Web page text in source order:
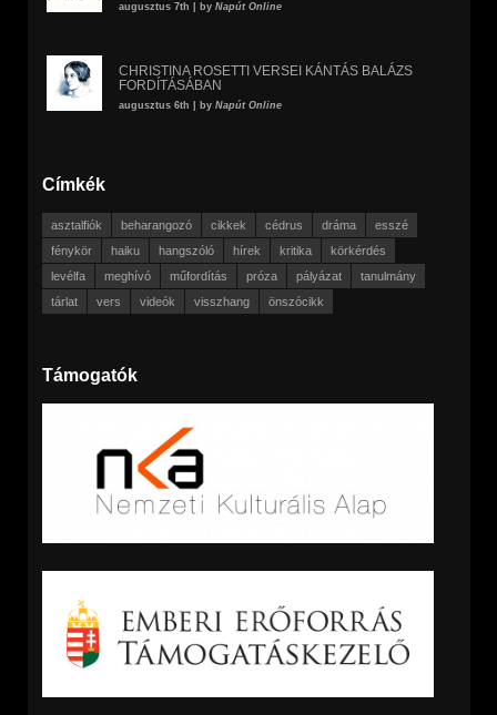
augusztus 7th | by Napút Online
CHRISTINA ROSETTI VERSEI KÁNTÁS BALÁZS
FORDÍTÁSÁBAN
augusztus 6th | by Napút Online
Címkék
asztalfiók beharangozó cikkek cédrus dráma
esszé
fénykör
haiku hangszóló hírek kritika
körkérdés
levélfa
meghívó műfordítás próza pályázat
tanulmány
tárlat
vers videók visszhang önszócikk
Támogatók